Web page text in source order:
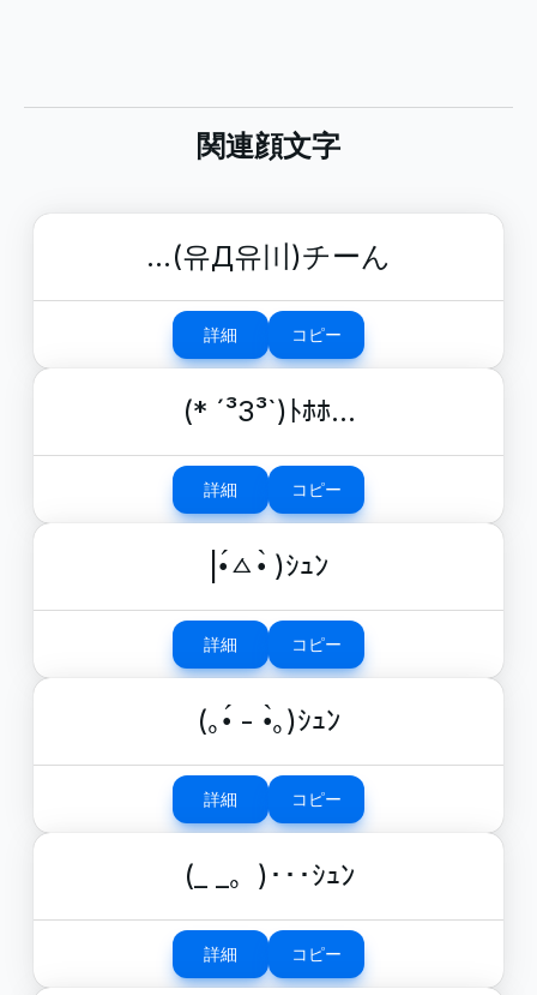
関連顔文字
…(유Д유〣)チーん
詳細 コピー
(* ´³З³`)ﾄﾎﾎ…
詳細 コピー
|•́ㅿ•̀ )ｼｭﾝ
詳細 コピー
(｡•́ - •̀｡)ｼｭﾝ
詳細 コピー
(_ _。)･･･ｼｭﾝ
詳細 コピー